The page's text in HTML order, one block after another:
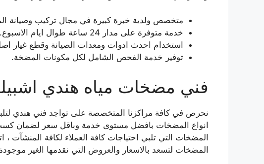
متخصص ولدية خبرة كبيرة في مجال تركيب وصيانة
خدمة متوفرة على مدار 24 ساعة طوال ايام الاسبوع.
استخدام احدث ادوات ومعدات الصيانة وقطع غيار
توفير خدمة الفحص الشامل لكل مكونات المضخة.
فني مضخات مياه هندي
نحرص في كافة مراكزنا المتخصصة على تواجد فني هندي
انواع المضخات بافضل مستوى خدمة وباقل سعر لضمان كسب
المضخات التي تلبي احتياجات كافة العملاء لكافة
المضخات لتسعد بالاسعار والعروض التي نقدمها الغير